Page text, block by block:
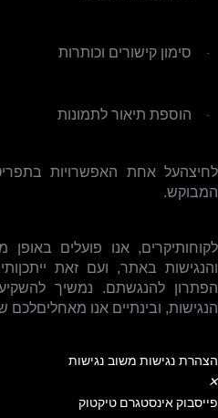
· סימון קישורים וכותרות
· הוספת תיאור לתמונות
לחיצהעל אחת האפשרויות
המבוקש.
לקוחותיקרים, אנו פועלים
והנגישות באתר, ועם זאת
הפתרון להנגשתם. נמשיך
הנגישות, ובינתיים אנו מאחליםלכם
הצהרת נגישות משוב נגישות
✕
פייסבוק אינסטגרם טיקטוק